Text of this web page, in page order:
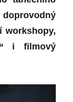
workshopy,
i filmový